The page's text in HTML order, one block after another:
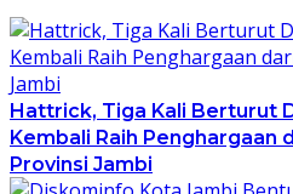
Hattrick, Tiga Kali Berturut
Kembali Raih Penghargaan
Provinsi Jambi